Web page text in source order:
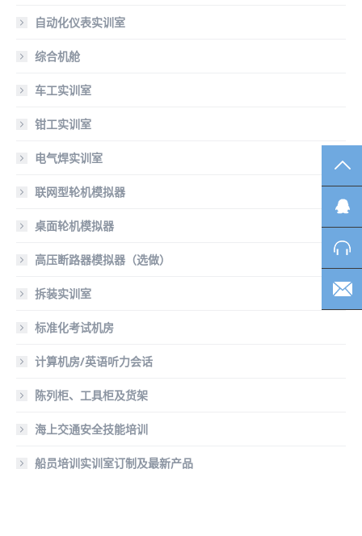
自动化仪表实训室
综合机舱
车工实训室
钳工实训室
电气焊实训室
联网型轮机模拟器
桌面轮机模拟器
高压断路器模拟器（选做）
拆装实训室
标准化考试机房
计算机房/英语听力会话
陈列柜、工具柜及货架
海上交通安全技能培训
船员培训实训室订制及最新产品